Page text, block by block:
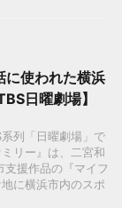
に使われた横浜
日曜劇場】
列「日曜劇場」で
リー』は、二宮和
援作品の『マイフ
に横浜市内のスポ